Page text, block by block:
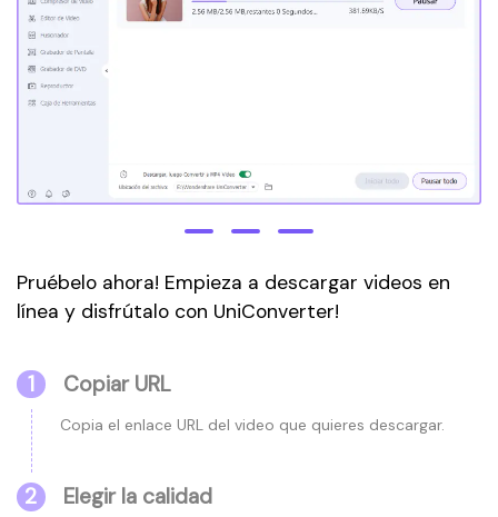
Pruébelo ahora! Empieza a descargar videos en
línea y disfrútalo con UniConverter!
1 Copiar URL
Copia el enlace URL del video que quieres descargar.
2 Elegir la calidad